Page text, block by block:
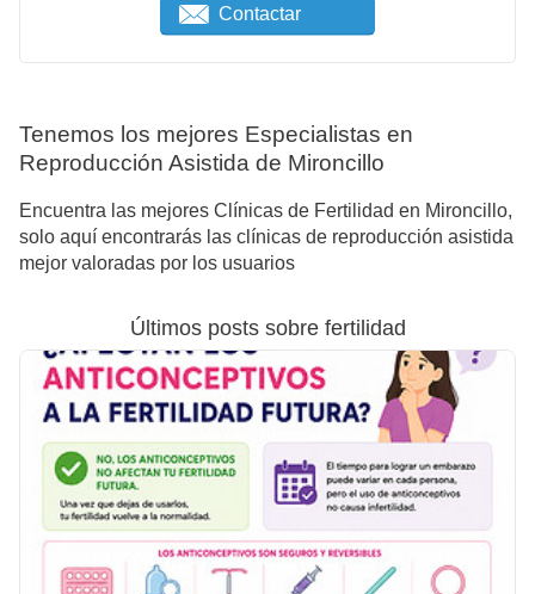
Contactar
Tenemos los mejores Especialistas en
Reproducción Asistida de Mironcillo
Encuentra las mejores Clínicas de Fertilidad en Mironcillo,
solo aquí encontrarás las clínicas de reproducción asistida
mejor valoradas por los usuarios
Últimos posts sobre fertilidad